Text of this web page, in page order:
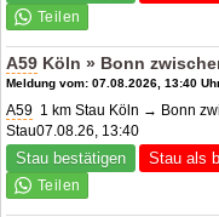
A59 Köln » Bonn
Meldung vom: 07.08.2026, 13:40
A59 1 km Stau Köln → Bonn
Stau07.08.26, 13:40
Stau bestätigen Stau als